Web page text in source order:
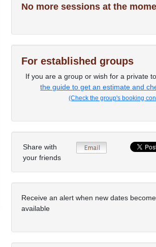
No more sessions at the
For established groups
If you are a group or wish for a private
the guide to get an estimate and
(Check the group's booking
Share with
your friends
Receive an alert when new dates become
available